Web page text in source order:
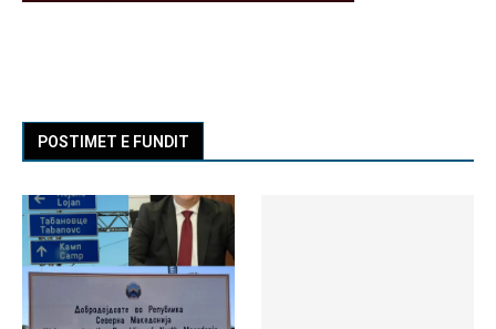
POSTIMET E FUNDIT